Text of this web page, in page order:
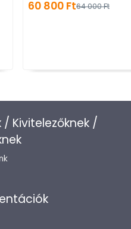
60 800 Ft64 000 Ft
/ Kivitelezőknek /